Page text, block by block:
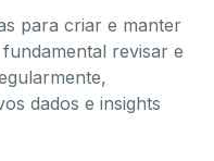
para criar e manter
revisar e
dados e insights